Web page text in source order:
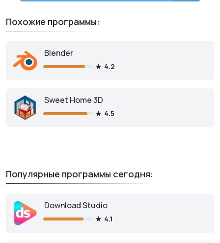
Похожие программы:
Blender
4.2
Sweet Home 3D
4.5
Популярные программы сегодня:
Download Studio
4.1